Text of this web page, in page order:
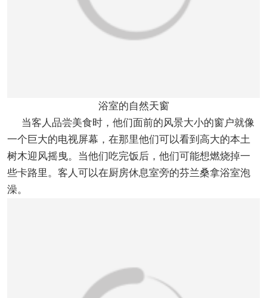
浴室的自然天窗
当客人品尝美食时，他们面前的风景大小的窗户就像
一个巨大的电视屏幕，在那里他们可以看到高大的本土
树木迎风摇曳。当他们吃完饭后，他们可能想燃烧掉一
些卡路里。客人可以在厨房休息室旁的芬兰桑拿浴室泡
澡。